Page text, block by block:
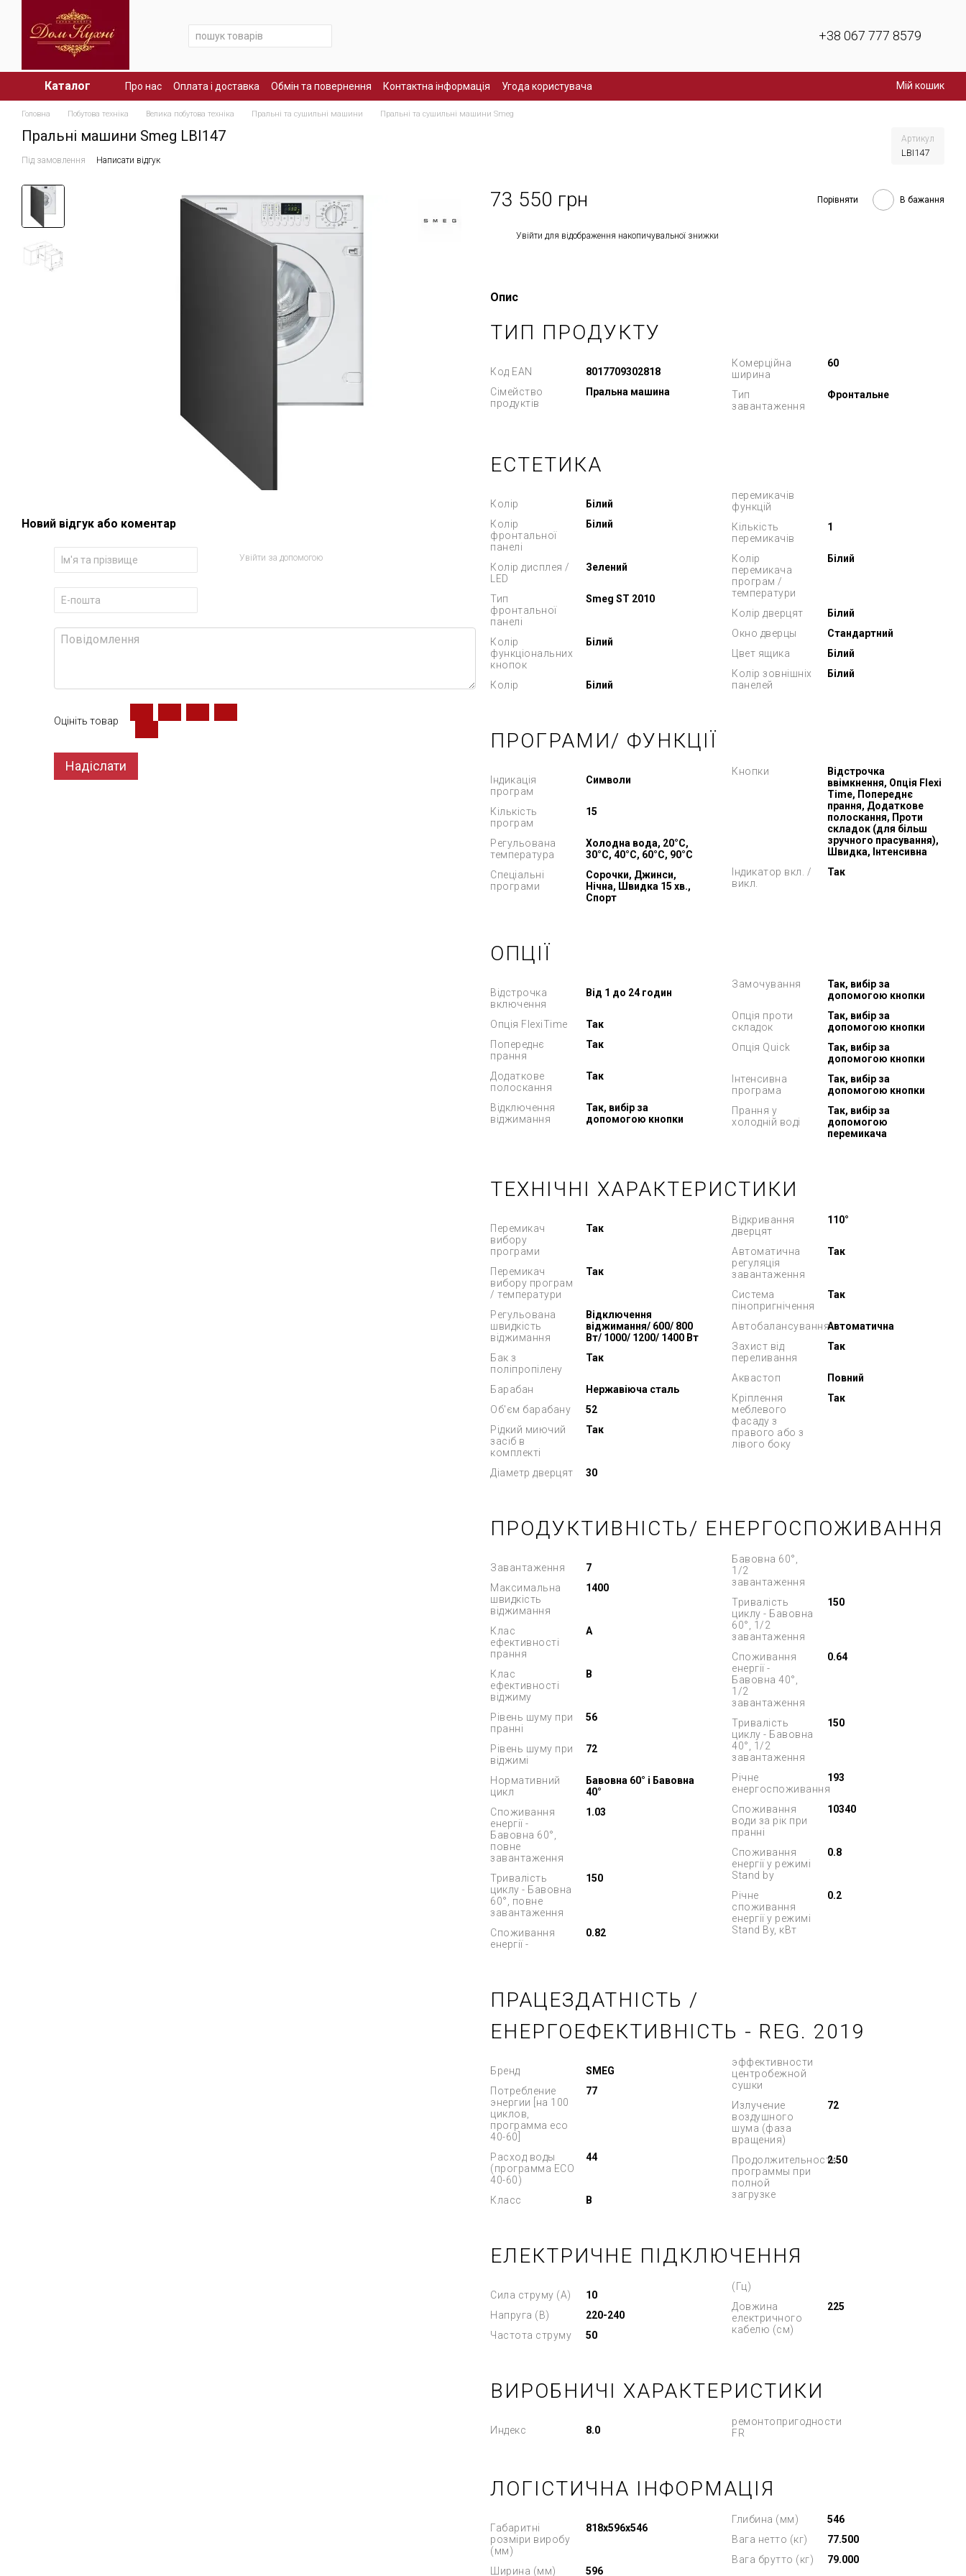
Перейти до основного контенту
+38 067 777 8579
Каталог Про нас Оплата і доставка Обмін та повернення Контактна інформація Угода користувача Мій кошик
Головна Побутова техніка Велика побутова техніка Пральні та сушильні машини Пральні та сушильні машини Smeg
Пральні машини Smeg LBI147 Артикул
LBI147
Під замовлення Написати відгук
Новий відгук або коментар
Увійти за допомогою
Оцініть товар
Надіслати
73 550 грн Порівняти В бажання
Увійти для відображення накопичувальної знижки
Опис
ТИП ПРОДУКТУ
Код EAN
8017709302818
Сімейство
продуктів
Пральна машина
Комерційна
ширина
60
Тип
завантаження
Фронтальне
ЕСТЕТИКА
Колір
Білий
Колір
фронтальної
панелі
Білий
Колір дисплея /
LED
Зелений
Тип
фронтальної
панелі
Smeg ST 2010
Колір
функціональних
кнопок
Білий
Колір
перемикачів
функцій
Білий
Кількість
перемикачів
1
Колір
перемикача
програм /
температури
Білий
Колір дверцят
Білий
Окно дверцы
Стандартний
Цвет ящика
Білий
Колір зовнішніх
панелей
Білий
ПРОГРАМИ/ ФУНКЦІЇ
Індикація
програм
Символи
Кількість
програм
15
Регульована
температура
Холодна вода, 20°C,
30°C, 40°C, 60°C, 90°C
Спеціальні
програми
Сорочки, Джинси,
Нічна, Швидка 15 хв.,
Спорт
Кнопки
Відстрочка
ввімкнення, Опція Flexi
Time, Попереднє
прання, Додаткове
полоскання, Проти
складок (для більш
зручного прасування),
Швидка, Інтенсивна
Індикатор вкл. /
викл.
Так
ОПЦІЇ
Відстрочка
включення
Від 1 до 24 годин
Опція FlexiTime
Так
Попереднє
прання
Так
Додаткове
полоскання
Так
Відключення
віджимання
Так, вибір за
допомогою кнопки
Замочування
Так, вибір за
допомогою кнопки
Опція проти
складок
Так, вибір за
допомогою кнопки
Опція Quick
Так, вибір за
допомогою кнопки
Інтенсивна
програма
Так, вибір за
допомогою кнопки
Прання у
холодній воді
Так, вибір за
допомогою
перемикача
ТЕХНІЧНІ ХАРАКТЕРИСТИКИ
Перемикач
вибору
програми
Так
Перемикач
вибору програм
/ температури
Так
Регульована
швидкість
віджимання
Відключення
віджимання/ 600/ 800
Вт/ 1000/ 1200/ 1400 Вт
Бак з
поліпропілену
Так
Барабан
Нержавіюча сталь
Об'єм барабану
52
Рідкий миючий
засіб в
комплекті
Так
Діаметр дверцят 30
Відкривання
дверцят
110°
Автоматична
регуляція
завантаження
Так
Система
пінопригнічення
Так
АвтобалансуванняАвтоматична
Захист від
переливання
Так
Аквастоп
Повний
Кріплення
меблевого
фасаду з
правого або з
лівого боку
Так
ПРОДУКТИВНІСТЬ/ ЕНЕРГОСПОЖИВАННЯ
Завантаження
7
Максимальна
швидкість
віджимання
1400
Клас
ефективності
прання
A
Клас
ефективності
віджиму
B
Рівень шуму при
пранні
56
Рівень шуму при
віджимі
72
Нормативний
цикл
Бавовна 60° і Бавовна
40°
Споживання
енергії -
Бавовна 60°,
повне
завантаження
1.03
Тривалість
циклу - Бавовна
60°, повне
завантаження
150
Споживання
енергії -
Бавовна 60°,
1/2
завантаження
0.82
Тривалість
циклу - Бавовна
60°, 1/2
завантаження
150
Споживання
енергії -
Бавовна 40°,
1/2
завантаження
0.64
Тривалість
циклу - Бавовна
40°, 1/2
завантаження
150
Річне
енергоспоживання
193
Споживання
води за рік при
пранні
10340
Споживання
енергії у режимі
Stand by
0.8
Річне
споживання
енергії у режимі
Stand By, кВт
0.2
ПРАЦЕЗДАТНІСТЬ /
ЕНЕРГОЕФЕКТИВНІСТЬ - REG. 2019
Бренд
SMEG
Потребление
энергии [на 100
циклов,
программа eco
40-60]
77
Расход воды
(программа ЕСО
40-60)
44
Класс
эффективности
центробежной
сушки
B
Излучение
воздушного
шума (фаза
вращения)
72
Продолжительность
программы при
полной
загрузке
2:50
ЕЛЕКТРИЧНЕ ПІДКЛЮЧЕННЯ
Сила струму (А)
10
Напруга (В)
220-240
Частота струму
(Гц)
50
Довжина
електричного
кабелю (см)
225
ВИРОБНИЧІ ХАРАКТЕРИСТИКИ
Индекс
ремонтопригодности
FR
8.0
ЛОГІСТИЧНА ІНФОРМАЦІЯ
Габаритні
розміри виробу
(мм)
818x596x546
Ширина (мм) 596
Глибина (мм)
546
Вага нетто (кг)
77.500
Вага брутто (кг)
79.000